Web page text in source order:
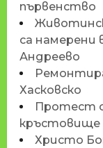
първенство
са намерени
Андреево
Хасковско
Протест
кръстовище
Христо